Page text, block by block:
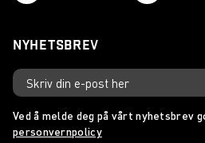
NYHETSBREV
Ved å melde deg på vårt nyhetsbrev
personvernpolicy